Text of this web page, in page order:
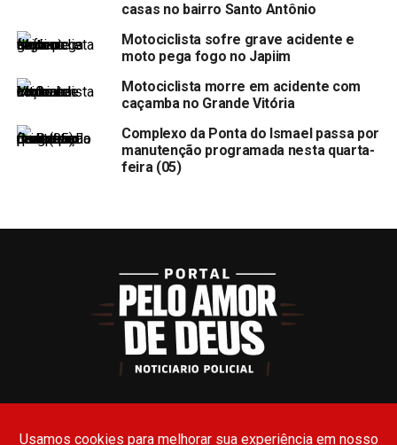
casas no bairro Santo Antônio
Motociclista sofre grave acidente e
moto pega fogo no Japiim
Motociclista morre em acidente com
caçamba no Grande Vitória
Complexo da Ponta do Ismael passa por
manutenção programada nesta quarta-
feira (05)